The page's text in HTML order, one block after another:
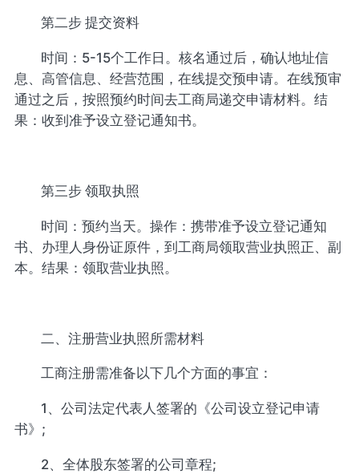
第二步 提交资料
时间：5-15个工作日。核名通过后，确认地址信
息、高管信息、经营范围，在线提交预申请。在线预审
通过之后，按照预约时间去工商局递交申请材料。结
果：收到准予设立登记通知书。
第三步 领取执照
时间：预约当天。操作：携带准予设立登记通知
书、办理人身份证原件，到工商局领取营业执照正、副
本。结果：领取营业执照。
二、注册营业执照所需材料
工商注册需准备以下几个方面的事宜：
1、公司法定代表人签署的《公司设立登记申请
书》;
2、全体股东签署的公司章程;